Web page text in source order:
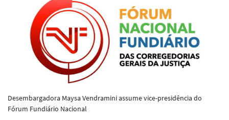
Desembargadora Maysa Vendramini assume vice-presidência do
Fórum Fundiário Nacional